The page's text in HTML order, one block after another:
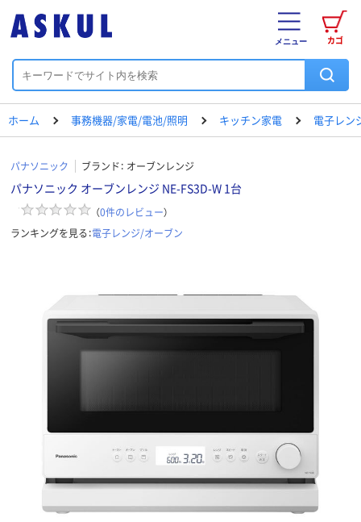
カゴ
メニュー
ホーム 事務機器/家電/電池/照明 キッチン家電 電子レン
パナソニック ブランド： オーブンレンジ
パナソニック オーブンレンジ NE-FS3D-W 1台
（0件のレビュー）
ランキングを見る：電子レンジ/オーブン